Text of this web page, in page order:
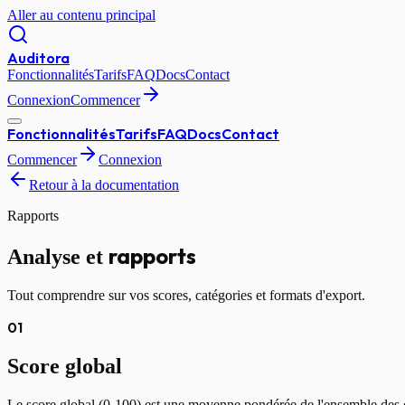
Aller au contenu principal
Auditora
FonctionnalitésTarifsFAQDocsContact
ConnexionCommencer
FonctionnalitésTarifsFAQDocsContact
Commencer
Connexion
Retour à la documentation
Rapports
Analyse et rapports
Tout comprendre sur vos scores, catégories et formats d'export.
01
Score global